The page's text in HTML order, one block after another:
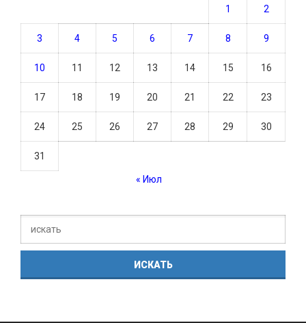
1 2
3 4 5 6 7 8 9
10 11 12 13 14 15 16
17 18 19 20 21 22 23
24 25 26 27 28 29 30
31
« Июл